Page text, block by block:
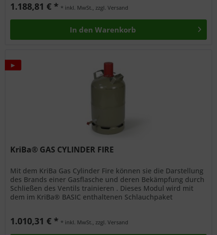
1.188,81 € * * inkl. MwSt., zzgl. Versand
In den Warenkorb
►
KriBa® GAS CYLINDER FIRE
Mit dem KriBa Gas Cylinder Fire können sie die Darstellung
des Brands einer Gasflasche und deren Bekämpfung durch
Schließen des Ventils trainieren . Dieses Modul wird mit
dem im KriBa® BASIC enthaltenen Schlauchpaket
1.010,31 € * * inkl. MwSt., zzgl. Versand